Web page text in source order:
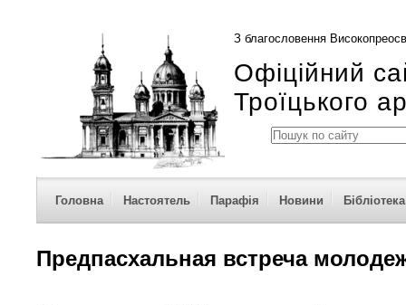
З благословення
Офіційний
Троїцького
Головна Настоятель Парафія Новини Бібліотека
Предпасхальная встреча